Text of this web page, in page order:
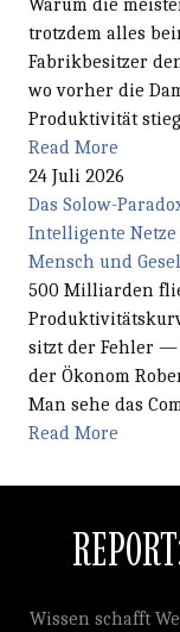
Warum die
trotzdem alles
Fabrikbesitzer
wo vorher die
Produktivität
Read More
24 Juli 2026
Das Solow-
Intelligente Netze
Mensch und
500 Milliarden
sitzt der Fehler —
der Ökonom
Man sehe das
Read More
Wissen schafft